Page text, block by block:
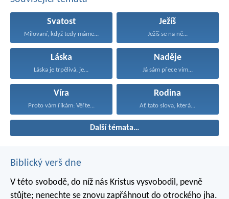
Svatost
Milovaní, když tedy máme...
Ježíš
Ježíš se na ně...
Láska
Láska je trpělivá, je...
Naděje
Já sám přece vím...
Víra
Proto vám říkám: Věřte...
Rodina
Ať tato slova, která...
Další témata…
Biblický verš dne
V této svobodě, do níž nás Kristus vysvobodil, pevně
stůjte; nenechte se znovu zapřáhnout do otrockého jha.